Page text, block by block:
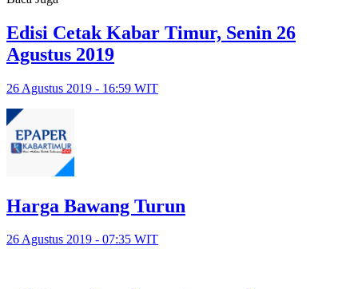
Edisi Cetak Kabar Timur, Senin 26
Agustus 2019
26 Agustus 2019 - 16:59 WIT
Harga Bawang Turun
26 Agustus 2019 - 07:35 WIT